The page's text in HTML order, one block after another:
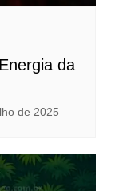
da
de 2025